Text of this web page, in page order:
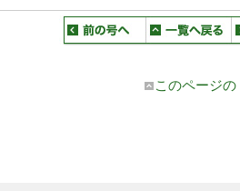
このページ